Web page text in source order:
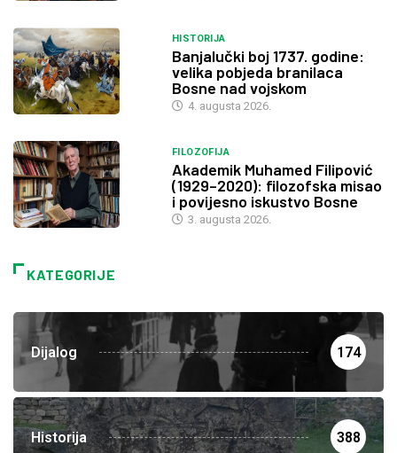
HISTORIJA
Banjalučki boj 1737. godine:
velika pobjeda branilaca
Bosne nad vojskom
4. augusta 2026.
FILOZOFIJA
Akademik Muhamed Filipović
(1929–2020): filozofska misao
i povijesno iskustvo Bosne
3. augusta 2026.
KATEGORIJE
Dijalog 174
Historija 388